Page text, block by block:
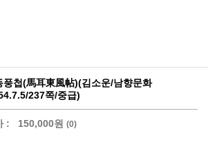
풍첩(馬耳東風帖)(김소운/남향문화
237쪽/중급)
: 150,000원 (0)